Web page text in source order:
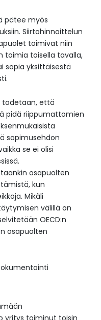
pätee myös
Siirtohinnoittelun
toimivat niin
toimia toisella tavalla,
sopia yksittäisestä
todetaan, että
pidä riippumattomien
sopimusehdon
se ei olisi
osapuolten
kun
Mikäli
välillä on
OECD:n
osapuolten
yritys toiminut toisin